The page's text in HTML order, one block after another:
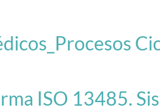
ISO 13485.